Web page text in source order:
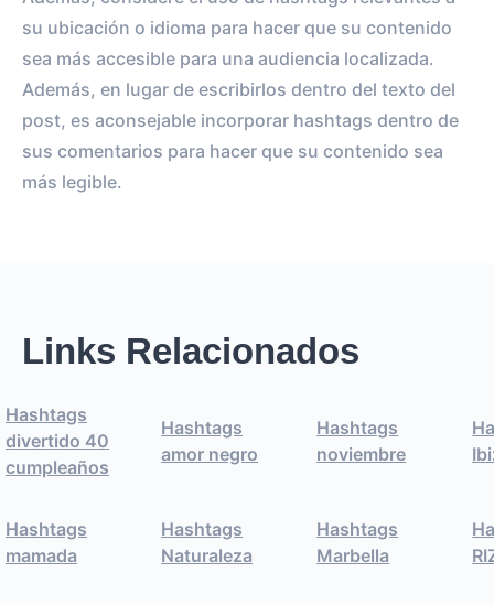
su ubicación o idioma para hacer que su contenido
sea más accesible para una audiencia localizada.
Además, en lugar de escribirlos dentro del texto del
post, es aconsejable incorporar hashtags dentro de
sus comentarios para hacer que su contenido sea
más legible.
Links Relacionados
Hashtags
divertido 40
cumpleaños
Hashtags
amor negro
Hashtags
noviembre
Hashtags
mamada
Hashtags
Naturaleza
Hashtags
Marbella